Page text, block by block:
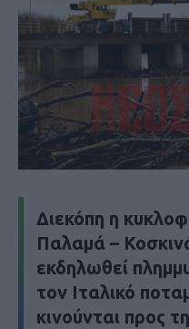
Διεκόπη η
Παλαμά –
εκδηλωθεί
τον Ιταλικό
κινούνται προς